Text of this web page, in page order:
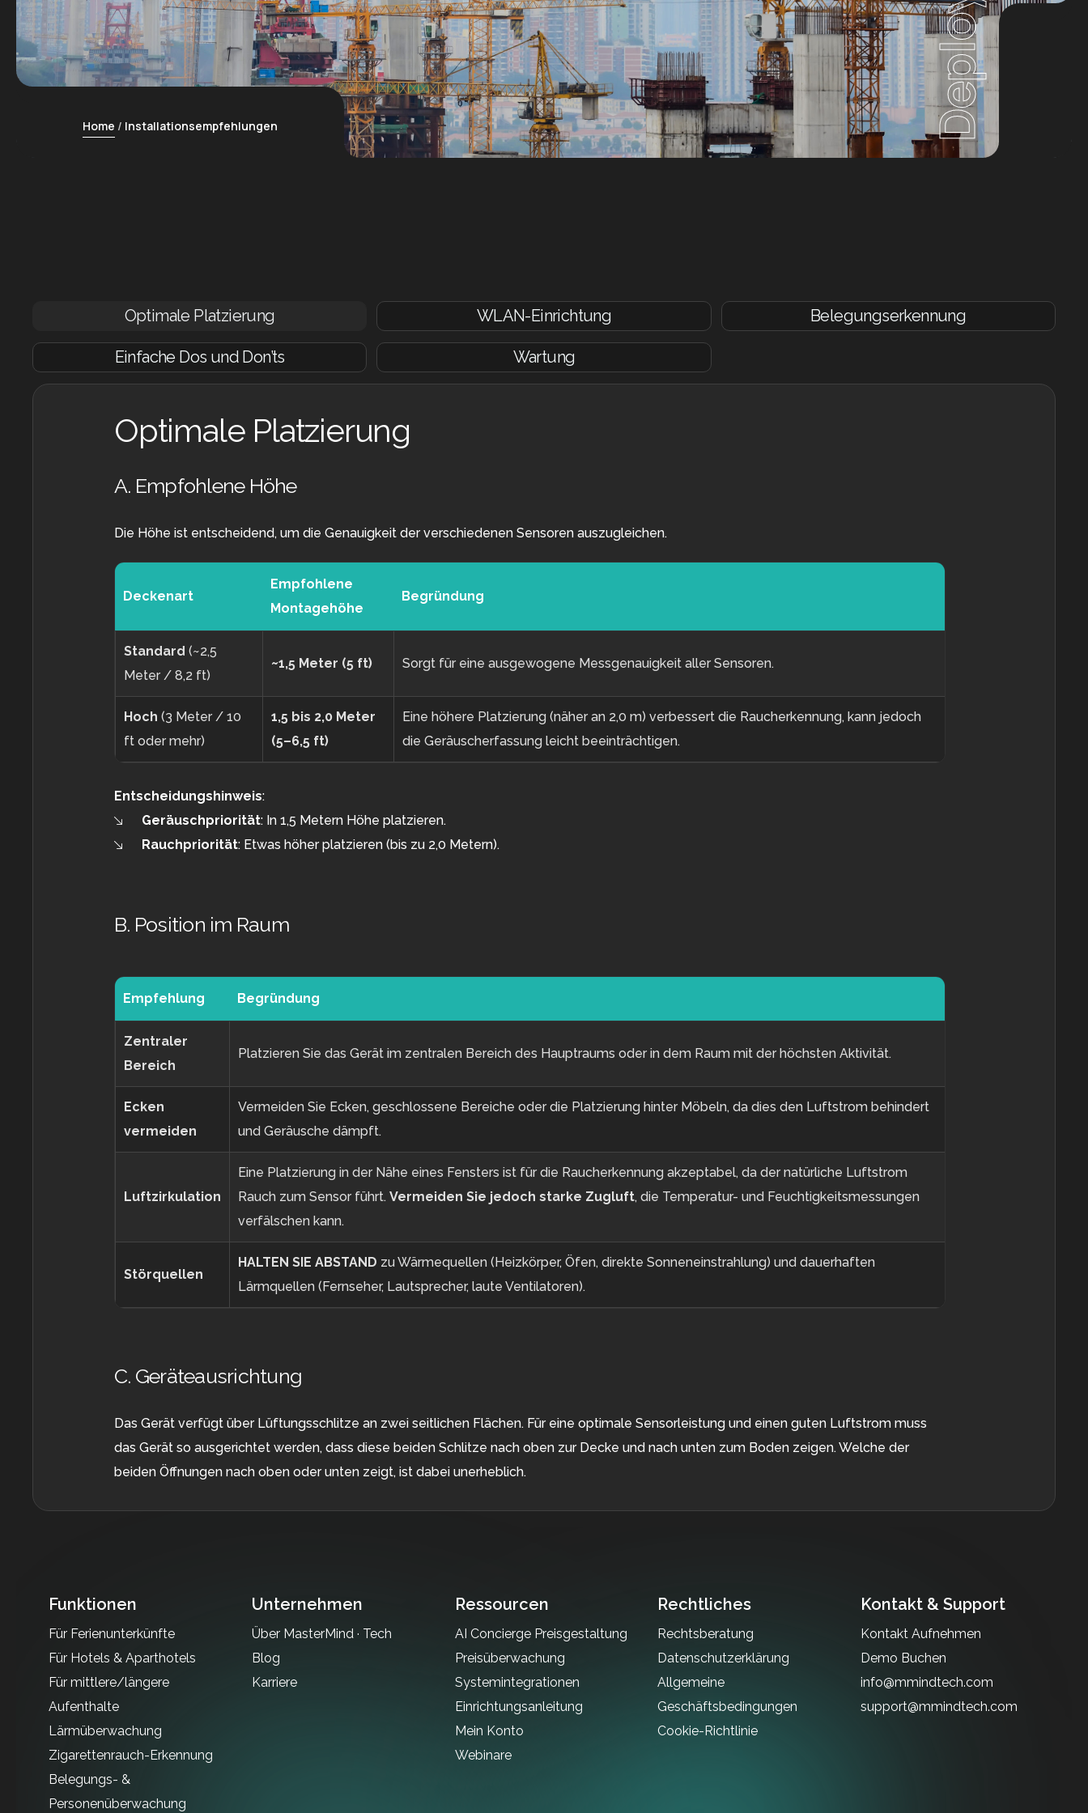
Deploy
Home Installationsempfehlungen
Optimale Platzierung WLAN-Einrichtung Belegungserkennung
Einfache Dos und Don’ts Wartung
Optimale Platzierung
A. Empfohlene Höhe
Die Höhe ist entscheidend, um die Genauigkeit der verschiedenen Sensoren auszugleichen.
Deckenart
Empfohlene
Montagehöhe
Begründung
Standard (~2,5
Meter / 8,2 ft)
~1,5 Meter (5 ft) Sorgt für eine ausgewogene Messgenauigkeit aller Sensoren.
Hoch (3 Meter / 10
ft oder mehr)
1,5 bis 2,0 Meter
(5–6,5 ft)
Eine höhere Platzierung (näher an 2,0 m) verbessert die Raucherkennung, kann jedoch
die Geräuscherfassung leicht beeinträchtigen.
Entscheidungshinweis:
Geräuschpriorität: In 1,5 Metern Höhe platzieren.
Rauchpriorität: Etwas höher platzieren (bis zu 2,0 Metern).
B. Position im Raum
Empfehlung Begründung
Zentraler
Bereich
Platzieren Sie das Gerät im zentralen Bereich des Hauptraums oder in dem Raum mit der höchsten Aktivität.
Ecken
vermeiden
Vermeiden Sie Ecken, geschlossene Bereiche oder die Platzierung hinter Möbeln, da dies den Luftstrom behindert
und Geräusche dämpft.
Luftzirkulation
Eine Platzierung in der Nähe eines Fensters ist für die Raucherkennung akzeptabel, da der natürliche Luftstrom
Rauch zum Sensor führt. Vermeiden Sie jedoch starke Zugluft, die Temperatur- und Feuchtigkeitsmessungen
verfälschen kann.
Störquellen
HALTEN SIE ABSTAND zu Wärmequellen (Heizkörper, Öfen, direkte Sonneneinstrahlung) und dauerhaften
Lärmquellen (Fernseher, Lautsprecher, laute Ventilatoren).
C. Geräteausrichtung
Das Gerät verfügt über Lüftungsschlitze an zwei seitlichen Flächen. Für eine optimale Sensorleistung und einen guten Luftstrom muss
das Gerät so ausgerichtet werden, dass diese beiden Schlitze nach oben zur Decke und nach unten zum Boden zeigen. Welche der
beiden Öffnungen nach oben oder unten zeigt, ist dabei unerheblich.
Funktionen
Für Ferienunterkünfte
Für Hotels & Aparthotels
Für mittlere/längere
Aufenthalte
Lärmüberwachung
Zigarettenrauch-Erkennung
Belegungs- &
Personenüberwachung
Unternehmen
Über MasterMind · Tech
Blog
Karriere
Ressourcen
AI Concierge Preisgestaltung
Preisüberwachung
Systemintegrationen
Einrichtungsanleitung
Mein Konto
Webinare
Rechtliches
Rechtsberatung
Datenschutzerklärung
Allgemeine
Geschäftsbedingungen
Cookie-Richtlinie
Kontakt & Support
Kontakt Aufnehmen
Demo Buchen
info@mmindtech.com
support@mmindtech.com